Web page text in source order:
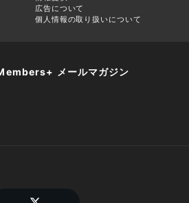
広告について
個人情報の取り扱いについて
メールマガジン